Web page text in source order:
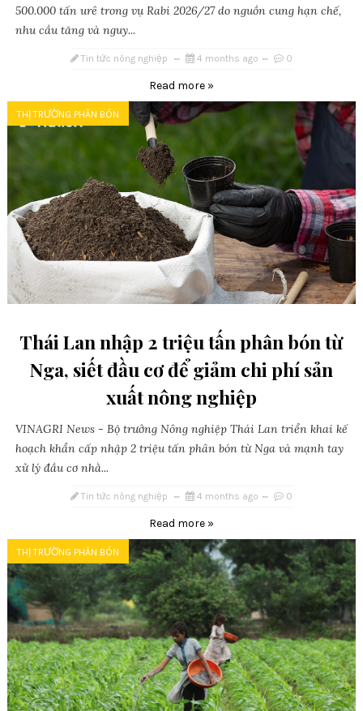
500.000 tấn urê trong vụ Rabi 2026/27 do nguồn cung hạn chế,
nhu cầu tăng và nguy...
Tin tức nông nghiệp 4 months ago 0
Read more »
THỊ TRƯỜNG PHÂN BÓN
Thái Lan nhập 2 triệu tấn phân bón từ
Nga, siết đầu cơ để giảm chi phí sản
xuất nông nghiệp
VINAGRI News - Bộ trưởng Nông nghiệp Thái Lan triển khai kế
hoạch khẩn cấp nhập 2 triệu tấn phân bón từ Nga và mạnh tay
xử lý đầu cơ nhằ...
Tin tức nông nghiệp 4 months ago 0
Read more »
THỊ TRƯỜNG PHÂN BÓN